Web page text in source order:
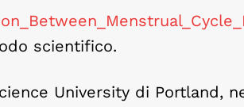
scientifico.
University di Portland,